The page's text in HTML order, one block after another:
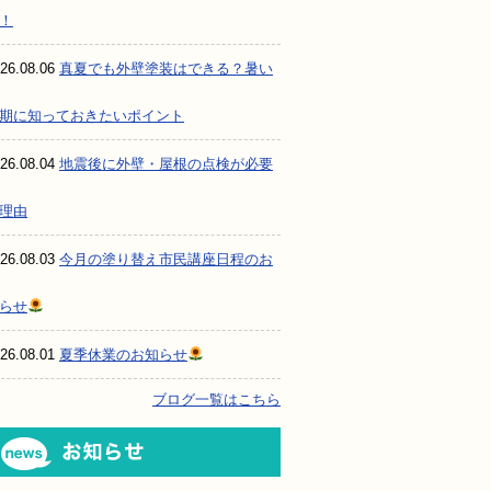
真夏でも外壁塗装はできる？暑い
に知っておきたいポイント
地震後に外壁・屋根の点検が必要
由
今月の塗り替え市民講座日程のお
せ
夏季休業のお知らせ
ブログ一覧はこちら